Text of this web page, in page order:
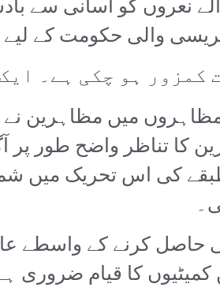
نعروں کو آسانی سے
والی حکومت کے
کمزور ہو چکی ہے۔
کا تناظر واضح طور پر
کی اس تحریک میں
حاصل کرنے کے واسطے
کمیٹیوں کا قیام